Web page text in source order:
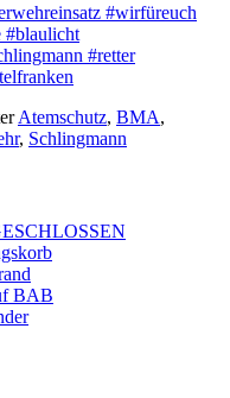
#wirfüreuch
#blaulicht
#retter
Atemschutz, BMA,
, Schlingmann
BAB